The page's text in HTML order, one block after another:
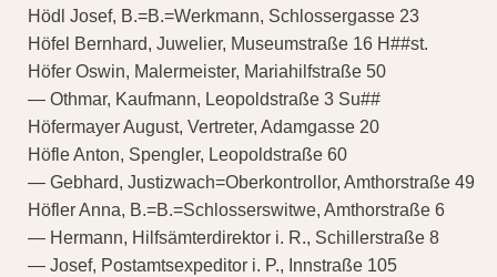
Hödl Josef, B.=B.=Werkmann, Schlossergasse 23
Höfel Bernhard, Juwelier, Museumstraße 16 H##st.
Höfer Oswin, Malermeister, Mariahilfstraße 50
— Othmar, Kaufmann, Leopoldstraße 3 Su##
Höfermayer August, Vertreter, Adamgasse 20
Höfle Anton, Spengler, Leopoldstraße 60
— Gebhard, Justizwach=Oberkontrollor, Amthorstraße 49
Höfler Anna, B.=B.=Schlosserswitwe, Amthorstraße 6
— Hermann, Hilfsämterdirektor i. R., Schillerstraße 8
— Josef, Postamtsexpeditor i. P., Innstraße 105